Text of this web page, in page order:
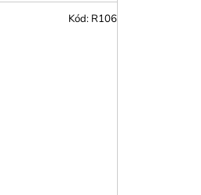
Kód: R106